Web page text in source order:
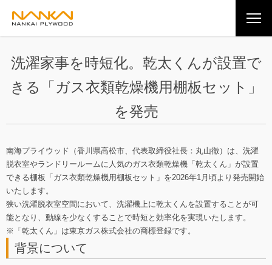
洗濯家事を時短化。乾太くんが設置で
きる
「ガス衣類乾燥機用棚板セット」
を発売
南海プライウッド（香川県高松市、代表取締役社長：丸山徹）は、洗濯
脱衣室やランドリールームに人気のガス衣類乾燥機「乾太くん」が設置
できる棚板「ガス衣類乾燥機用棚板セット」を2026年1月頃より発売開始
いたします。
狭い洗濯脱衣室空間において、洗濯機上に乾太くんを設置することが可
能となり、動線を少なくすることで時短と効率化を実現いたします。
※「乾太くん」は東京ガス株式会社の商標登録です。
背景について